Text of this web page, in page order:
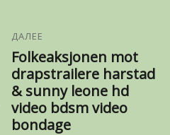
ДАЛЕЕ
Folkeaksjonen mot
drapstrailere harstad
& sunny leone hd
video bdsm video
bondage